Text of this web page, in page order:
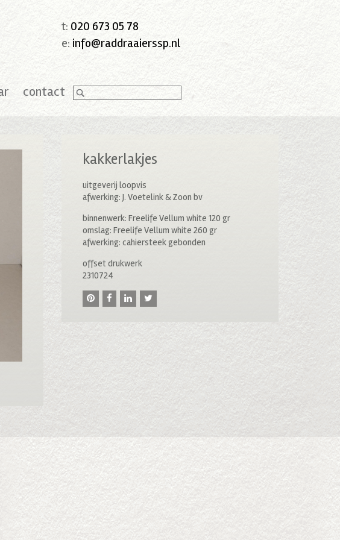
t: 020 673 05 78
e: info@raddraaierssp.nl
contact
kakkerlakjes
uitgeverij loopvis
afwerking: J. Voetelink & Zoon bv
binnenwerk: Freelife Vellum white 120 gr
omslag: Freelife Vellum white 260 gr
afwerking: cahiersteek gebonden
offset drukwerk
2310724